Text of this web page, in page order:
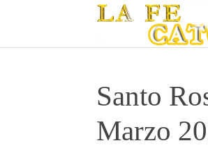
Santo
Marzo